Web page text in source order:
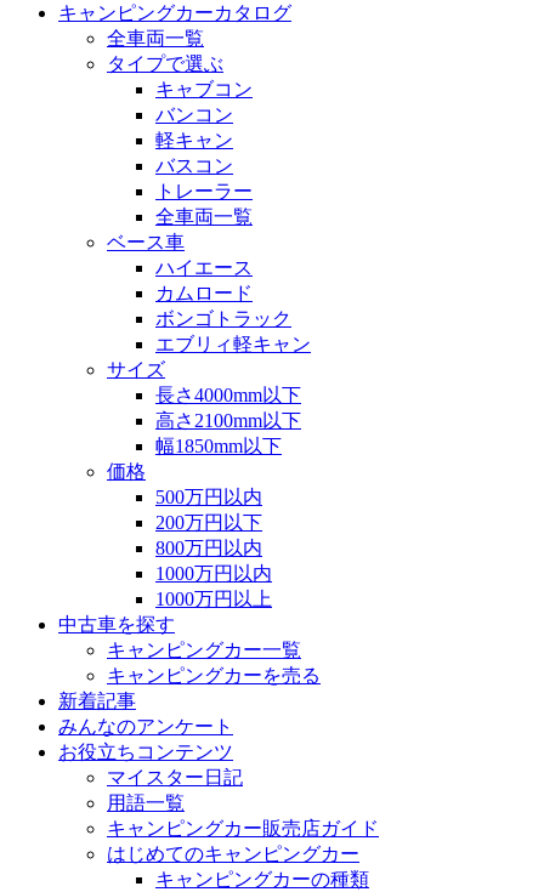
キャンピングカーカタログ
全車両一覧
タイプで選ぶ
キャブコン
バンコン
軽キャン
バスコン
トレーラー
全車両一覧
ベース車
ハイエース
カムロード
ボンゴトラック
エブリィ軽キャン
サイズ
長さ4000mm以下
高さ2100mm以下
幅1850mm以下
価格
500万円以内
200万円以下
800万円以内
1000万円以内
1000万円以上
中古車を探す
キャンピングカー一覧
キャンピングカーを売る
新着記事
みんなのアンケート
お役立ちコンテンツ
マイスター日記
用語一覧
キャンピングカー販売店ガイド
はじめてのキャンピングカー
キャンピングカーの種類